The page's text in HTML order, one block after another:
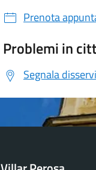
Prenota
Problemi in
Segnala